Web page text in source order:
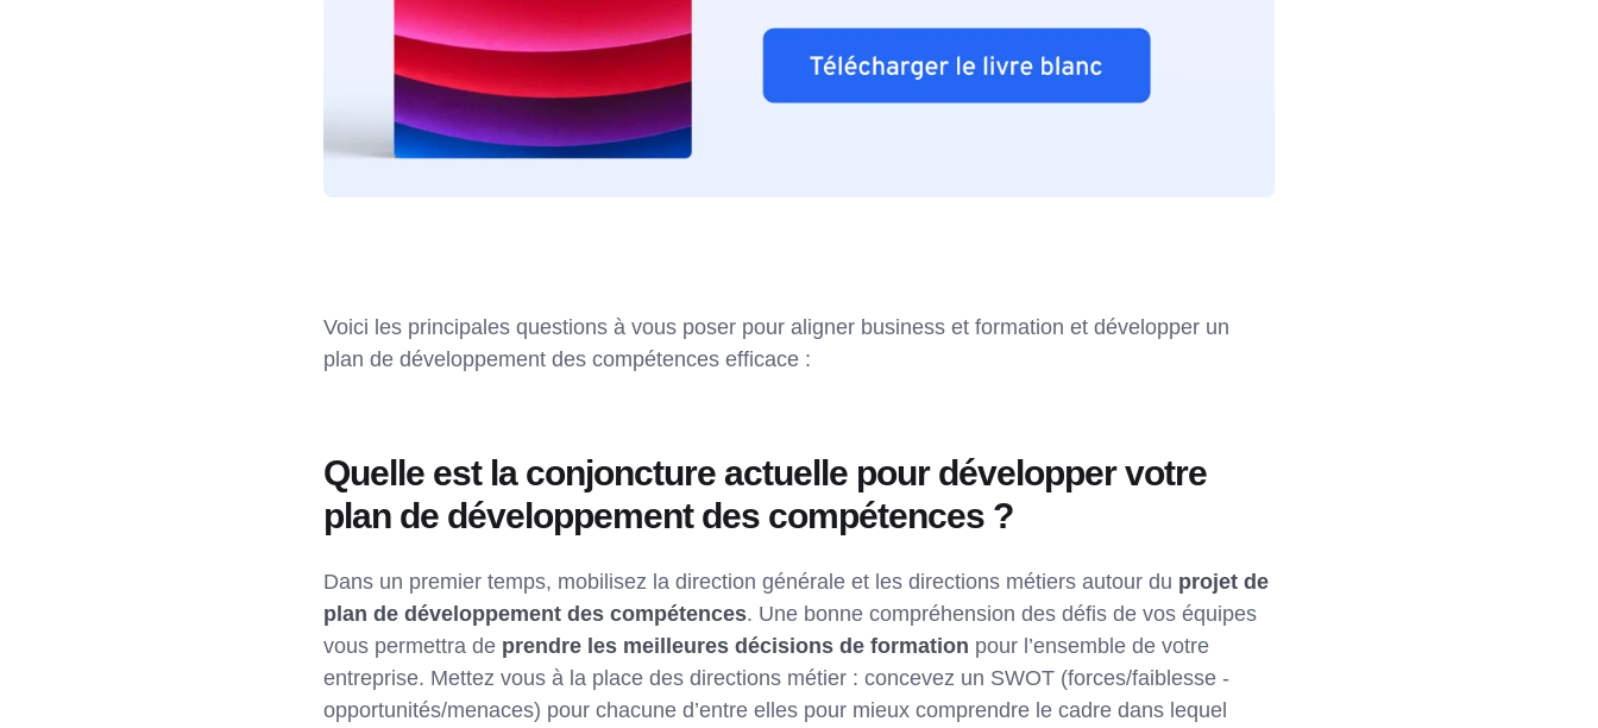
Voici les principales questions à vous poser pour aligner business et formation et développer un
plan de développement des compétences efficace :
Quelle est la conjoncture actuelle pour développer votre
plan de développement des compétences ?
Dans un premier temps, mobilisez la direction générale et les directions métiers autour du projet de
plan de développement des compétences. Une bonne compréhension des défis de vos équipes
vous permettra de prendre les meilleures décisions de formation pour l’ensemble de votre
entreprise. Mettez vous à la place des directions métier : concevez un SWOT (forces/faiblesse -
opportunités/menaces) pour chacune d’entre elles pour mieux comprendre le cadre dans lequel